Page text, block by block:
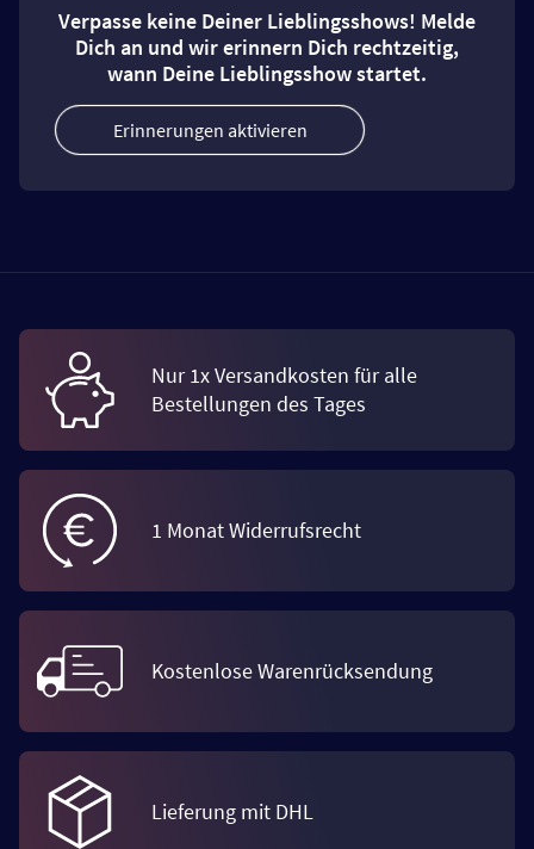
Verpasse keine Deiner Lieblingsshows! Melde
Dich an und wir erinnern Dich rechtzeitig,
wann Deine Lieblingsshow startet.
Erinnerungen aktivieren
Nur 1x Versandkosten für alle
Bestellungen des Tages
1 Monat Widerrufsrecht
Kostenlose Warenrücksendung
Lieferung mit DHL